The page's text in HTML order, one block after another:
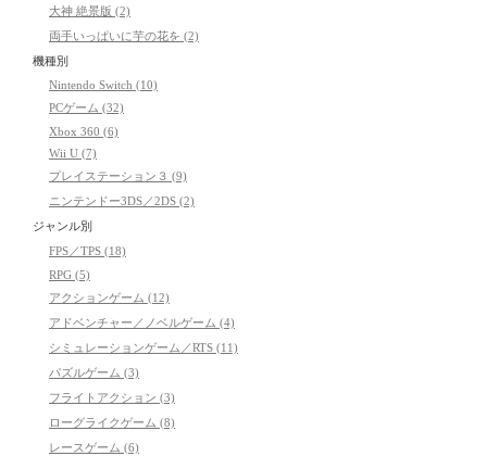
大神 絶景版 (2)
両手いっぱいに芋の花を (2)
機種別
Nintendo Switch (10)
PCゲーム (32)
Xbox 360 (6)
Wii U (7)
プレイステーション３ (9)
ニンテンドー3DS／2DS (2)
ジャンル別
FPS／TPS (18)
RPG (5)
アクションゲーム (12)
アドベンチャー／ノベルゲーム (4)
シミュレーションゲーム／RTS (11)
パズルゲーム (3)
フライトアクション (3)
ローグライクゲーム (8)
レースゲーム (6)